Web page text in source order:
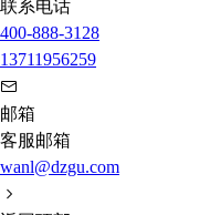
联系电话
400-888-3128
13711956259
邮箱
客服邮箱
wanl@dzgu.com